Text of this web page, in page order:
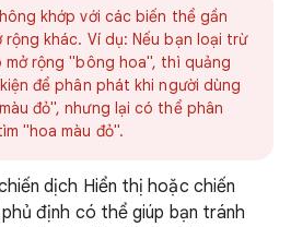
khớp với các biến thể gần
khác. Ví dụ: Nếu bạn loại trừ
mở rộng "bông hoa", thì quảng
để phân phát khi người dùng
đỏ", nhưng lại có thể phân
"hoa màu đỏ".
dịch Hiển thị hoặc chiến
định có thể giúp bạn tránh